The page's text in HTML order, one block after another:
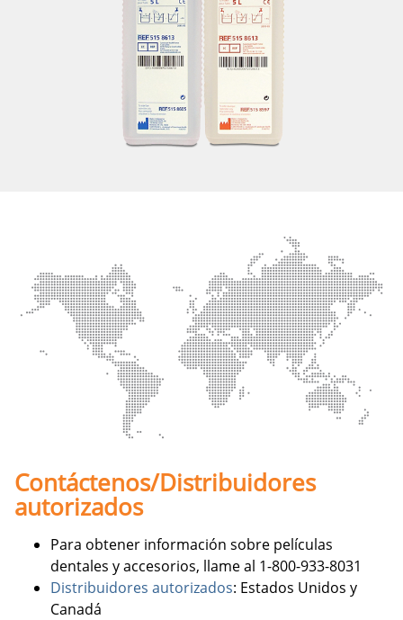
Contáctenos/Distribuidores
autorizados
Para obtener información sobre películas
dentales y accesorios, llame al 1-800-933-8031
Distribuidores autorizados: Estados Unidos y
Canadá